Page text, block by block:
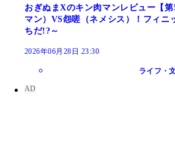
おぎぬまXのキン肉マンレビュー【
マン）VS怨嗟（ネメシス）！フィニ
ちだ!?～
2026年06月28日 23:30
ライフ・